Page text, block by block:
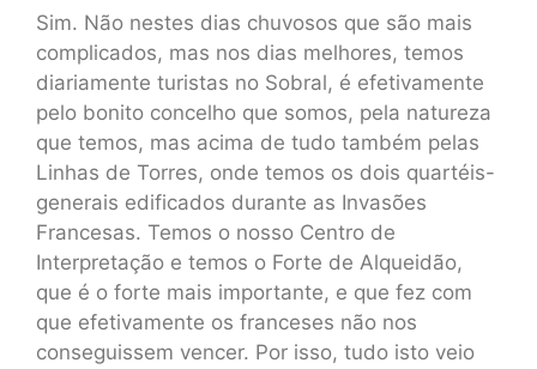
Sim. Não nestes dias chuvosos que são mais
complicados, mas nos dias melhores, temos
diariamente turistas no Sobral, é efetivamente
pelo bonito concelho que somos, pela natureza
que temos, mas acima de tudo também pelas
Linhas de Torres, onde temos os dois quartéis-
generais edificados durante as Invasões
Francesas. Temos o nosso Centro de
Interpretação e temos o Forte de Alqueidão,
que é o forte mais importante, e que fez com
que efetivamente os franceses não nos
conseguissem vencer. Por isso, tudo isto veio